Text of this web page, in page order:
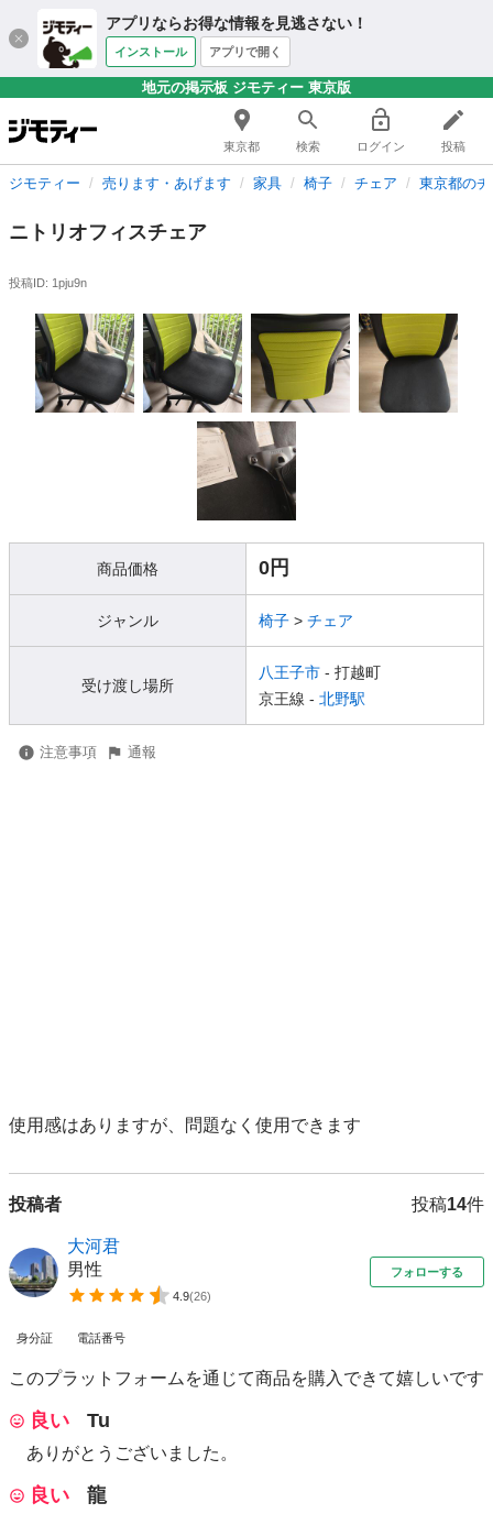
アプリならお得な情報を見逃さない！
インストール アプリで開く
地元の掲示板 ジモティー 東京版
東京都 検索 ログイン 投稿
ジモティー 売ります・あげます 家具 椅子 チェア 東京都の
ニトリオフィスチェア
投稿ID: 1pju9n
商品価格 0円
ジャンル 椅子 > チェア
受け渡し場所
八王子市 - 打越町
京王線 - 北野駅
注意事項 通報
使用感はありますが、問題なく使用できます
投稿者 投稿14件
大河君
男性
4.9(26)
フォローする
身分証 電話番号
このプラットフォームを通じて商品を購入できて嬉しいです
良い Tu
ありがとうございました。
良い 龍